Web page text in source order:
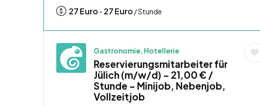
27Euro - 27Euro / Stunde
Gastronomie, Hotellerie
Reservierungsmitarbeiter für
Jülich (m/w/d) – 21,00 € /
Stunde – Minijob, Nebenjob,
Vollzeitjob